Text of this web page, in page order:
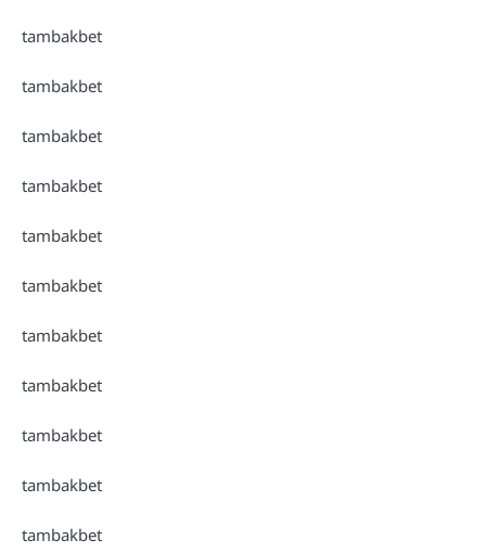
tambakbet
tambakbet
tambakbet
tambakbet
tambakbet
tambakbet
tambakbet
tambakbet
tambakbet
tambakbet
tambakbet